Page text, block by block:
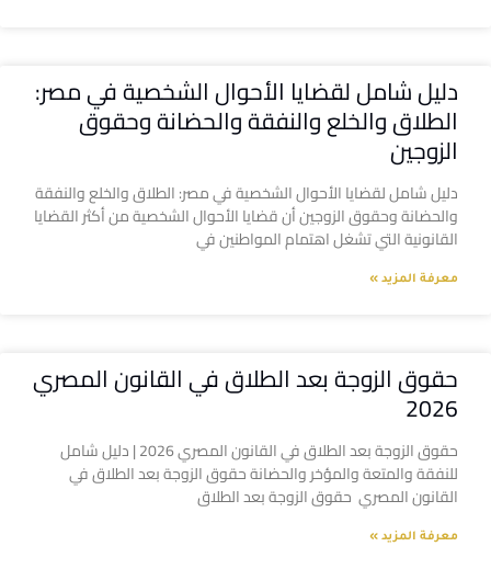
دليل شامل لقضايا الأحوال الشخصية في مصر:
الطلاق والخلع والنفقة والحضانة وحقوق
الزوجين
دليل شامل لقضايا الأحوال الشخصية في مصر: الطلاق والخلع والنفقة
والحضانة وحقوق الزوجين أن قضايا الأحوال الشخصية من أكثر القضايا
القانونية التي تشغل اهتمام المواطنين في
معرفة المزيد »
حقوق الزوجة بعد الطلاق في القانون المصري
2026
حقوق الزوجة بعد الطلاق في القانون المصري 2026 | دليل شامل
للنفقة والمتعة والمؤخر والحضانة حقوق الزوجة بعد الطلاق في
القانون المصري حقوق الزوجة بعد الطلاق
معرفة المزيد »